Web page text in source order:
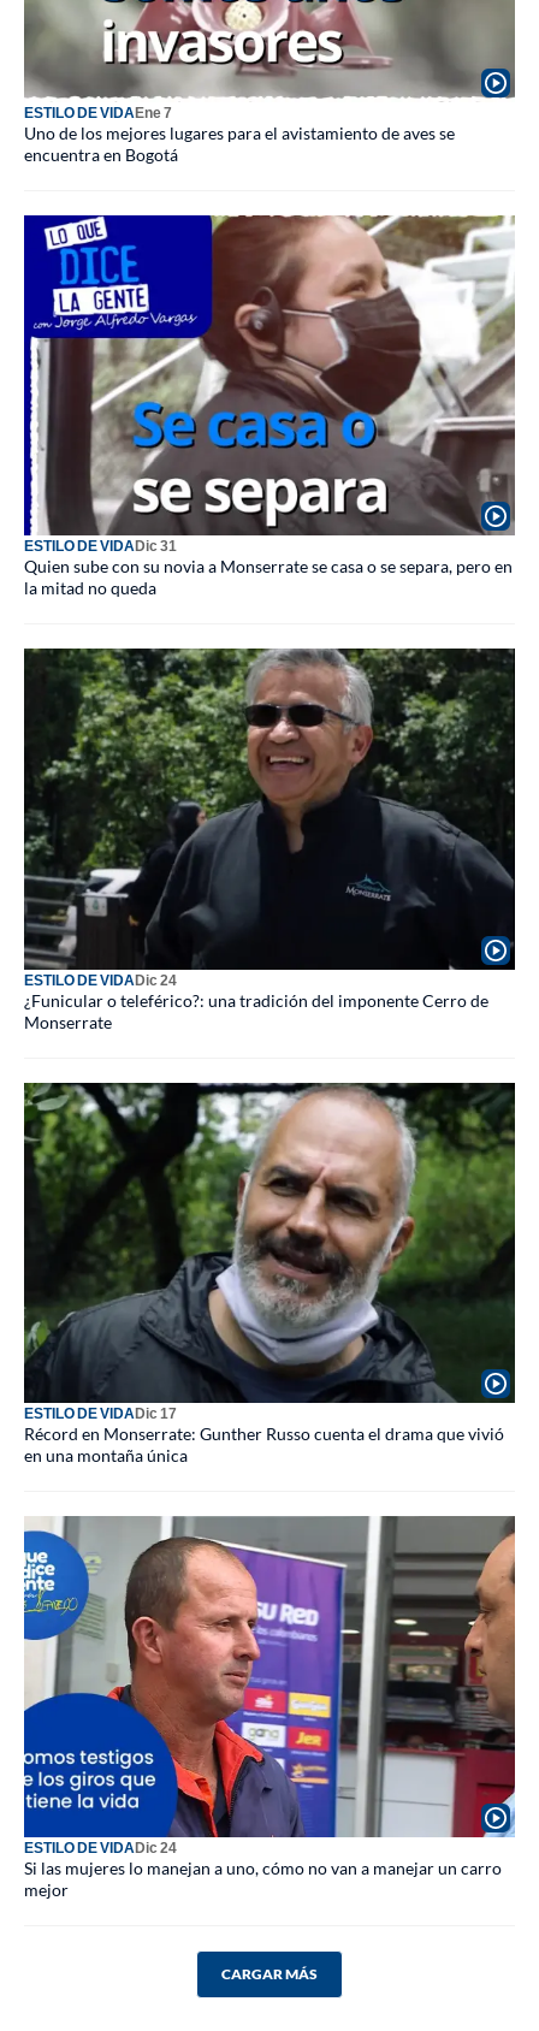
ESTILO DE VIDAEne 7
Uno de los mejores lugares para el avistamiento de aves se
encuentra en Bogotá
ESTILO DE VIDADic 31
Quien sube con su novia a Monserrate se casa o se separa, pero en
la mitad no queda
ESTILO DE VIDADic 24
¿Funicular o teleférico?: una tradición del imponente Cerro de
Monserrate
ESTILO DE VIDADic 17
Récord en Monserrate: Gunther Russo cuenta el drama que vivió
en una montaña única
ESTILO DE VIDADic 24
Si las mujeres lo manejan a uno, cómo no van a manejar un carro
mejor
CARGAR MÁS